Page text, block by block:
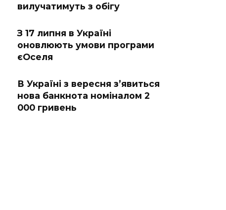
вилучатимуть з обігу
З 17 липня в Україні
оновлюють умови програми
єОселя
В Україні з вересня з’явиться
нова банкнота номіналом 2
000 гривень